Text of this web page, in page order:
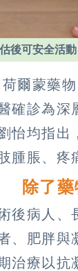
後可安全活
爾蒙藥
確診為
怡均指
腫脹、疼
除了藥
後病人
、肥胖與
治療以抗